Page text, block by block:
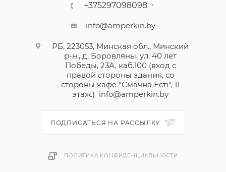
+375297098098
info@amperkin.by
РБ, 223053, Минская обл., Минский
р-н., д. Боровляны, ул. 40 лет
Победы, 23А, каб.100 (вход с
правой стороны здания, со
стороны кафе "Смачна Естi", 11
этаж.) info@amperkin.by
ПОДПИСАТЬСЯ НА РАССЫЛКУ
ПОЛИТИКА КОНФИДЕНЦИАЛЬНОСТИ